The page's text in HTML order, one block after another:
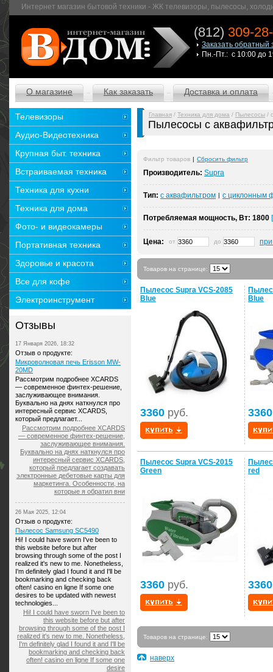
Интернет магазин бытовой техники - ЖК телевизоры, пылесосы,
(812) 309-
Заказать обратный
Пн.-Пт.: с 10:00 до
О магазине Как заказать Доставка и оплата
Главная / Техника для дома / Пылесосы /
Пылесосы с
Фильтр товаров | Сбросить фильтр
Производитель: Supra
Тип: с аквафильтром | с циклонным
Потребляемая мощность, Вт: 1800
Цена: от до
Товаров на странице:
Пылесос Supra VCS-2085
Blue
3360 руб.
Blue
3360
Пылесос Supra VCS-2015
Green
3360 руб.
red
3360
Товаров на странице:
наверх
Телевизоры
Аудио-Видеотехника
Крупная быт. техника
Встраиваемая техника
Техника для кухни
Техника для дома
Фото- и видеокамеры
Портативная техника
Здоровье и красота
Все для кофе
Электроинструмент
Отзывы
17 Января 2026, 18:32
Отзыв о продукте:
Микроволновая печь Erisson MW-
20MD
Рассмотрим подробнее XCARDS
— современное финтех-решение,
заслуживающее внимания.
Буквально на днях наткнулся про
интересный сервис XCARDS,
который предлагает...
Рассмотрим подробнее XCARDS
— современное финтех-решение,
заслуживающее внимания.
Буквально на днях наткнулся про
интересный сервис XCARDS,
который предлагает создавать
электронные дебетовые карты для
маркетинга. Особенности, на
которые я обратил вни
26 Мая 2025, 12:04
Отзыв о продукте:
Пылесос Samsung SC5490
Hi! I could have sworn I've been to
this website before but after
browsing through some of the post I
realized it's new to me. Nonetheless,
I'm definitely glad I found it and I'll be
bookmarking and checking back
often! casino en ligne If some one
desires to be updated with newest
technologies...
Hi! I could have sworn I've been to
this website before but after
browsing through some of the post I
realized it's new to me. Nonetheless,
I'm definitely glad I found it and I'll be
bookmarking and checking back
often! casino en ligne If some one
desire